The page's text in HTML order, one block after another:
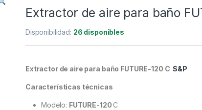
Extractor de aire para baño
Disponibilidad: 26 disponibles
Extractor de aire para baño FUTURE-120 CS&P
Características técnicas
Modelo: FUTURE-120C